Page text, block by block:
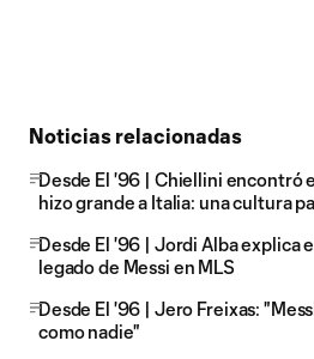
Noticias relacionadas
Desde El '96 | Chiellini encontró
hizo grande a Italia: una cultura
Desde El '96 | Jordi Alba explica
legado de Messi en MLS
Desde El '96 | Jero Freixas:
como nadie"